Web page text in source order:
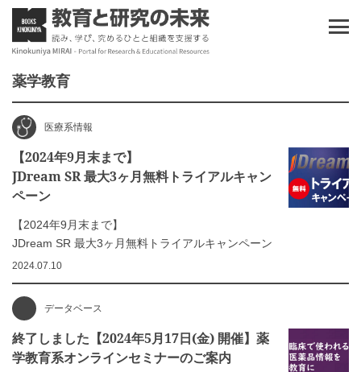
薬学教育
医療系情報
【2024年9月末まで】
JDream SR 最大3ヶ月無料トライアルキャン
ペーン
【2024年9月末まで】
JDream SR 最大3ヶ月無料トライアルキャンペーン
2024.07.10
データベース
終了しました【2024年5月17日(金) 開催】薬
学教育系オンラインセミナーのご案内